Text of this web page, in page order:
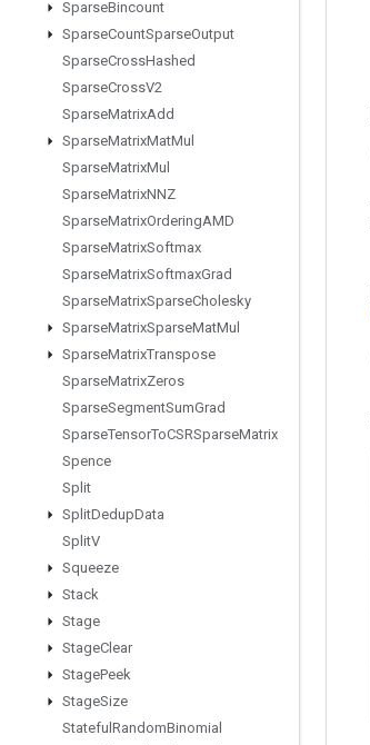
SparseBincount
SparseCountSparseOutput
SparseCrossHashed
SparseCrossV2
SparseMatrixAdd
SparseMatrixMatMul
SparseMatrixMul
SparseMatrixNNZ
SparseMatrixOrderingAMD
SparseMatrixSoftmax
SparseMatrixSoftmaxGrad
SparseMatrixSparseCholesky
SparseMatrixSparseMatMul
SparseMatrixTranspose
SparseMatrixZeros
SparseSegmentSumGrad
SparseTensorToCSRSparseMatrix
Spence
Split
SplitDedupData
SplitV
Squeeze
Stack
Stage
StageClear
StagePeek
StageSize
Stateful RandomBinomial